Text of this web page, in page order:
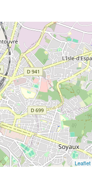
Leaflet